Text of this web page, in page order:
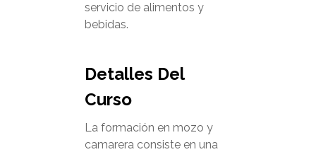
servicio de alimentos y
bebidas.
Detalles Del
Curso
La formación en mozo y
camarera consiste en una